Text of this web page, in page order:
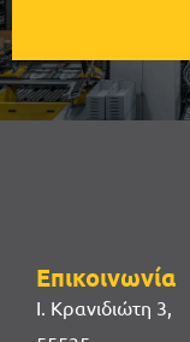
Επικοινωνία
Ι. Κρανιδιώτη 3,